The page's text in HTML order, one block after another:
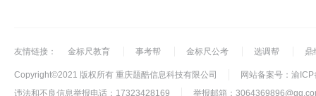
友情链接： 金标尺教育 事考帮 金标尺公考 选调帮 鼎
Copyright©2021 版权所有 重庆题酷信息科技有限公司
网站备案号：渝
违法和不良信息举报电话：17323428169
举报邮箱：